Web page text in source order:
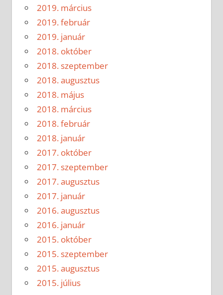
2019. március
2019. február
2019. január
2018. október
2018. szeptember
2018. augusztus
2018. május
2018. március
2018. február
2018. január
2017. október
2017. szeptember
2017. augusztus
2017. január
2016. augusztus
2016. január
2015. október
2015. szeptember
2015. augusztus
2015. július